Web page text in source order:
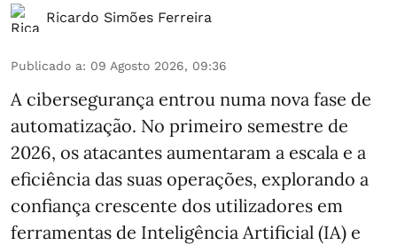
Ricardo Simões Ferreira
Publicado a: 09 Agosto 2026, 09:36
A cibersegurança entrou numa nova fase de
automatização. No primeiro semestre de
2026, os atacantes aumentaram a escala e a
eficiência das suas operações, explorando a
confiança crescente dos utilizadores em
ferramentas de Inteligência Artificial (IA) e